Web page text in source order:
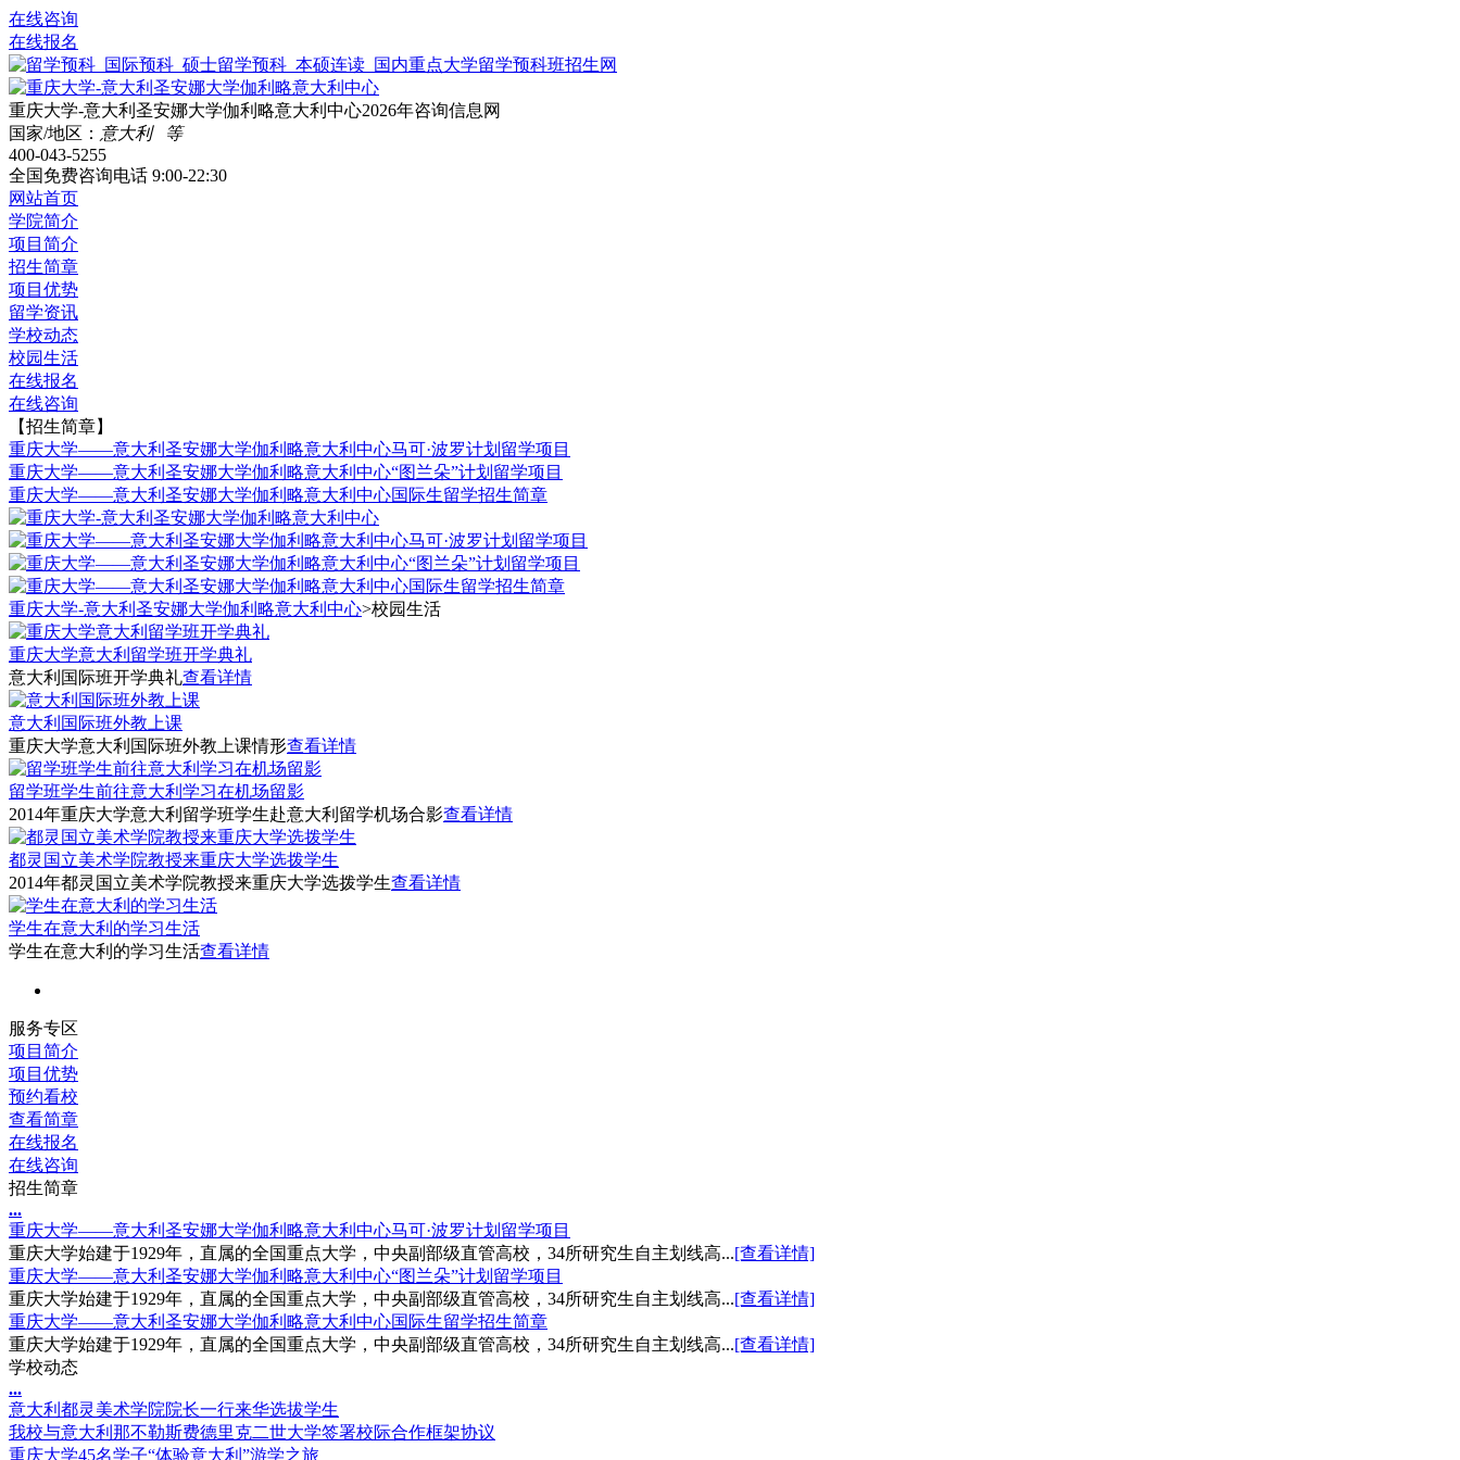
在线咨询
在线报名
重庆大学-意大利圣安娜大学伽利略意大利中心2026年咨询信息网
国家/地区： 意大利 等
400-043-5255
全国免费咨询电话 9:00-22:30
网站首页
学院简介
项目简介
招生简章
项目优势
留学资讯
学校动态
校园生活
在线报名
在线咨询
【招生简章】
重庆大学——意大利圣安娜大学伽利略意大利中心马可·波罗计划留学项目
重庆大学——意大利圣安娜大学伽利略意大利中心“图兰朵”计划留学项目
重庆大学——意大利圣安娜大学伽利略意大利中心国际生留学招生简章
重庆大学-意大利圣安娜大学伽利略意大利中心>校园生活
重庆大学意大利留学班开学典礼
意大利国际班开学典礼查看详情
意大利国际班外教上课
重庆大学意大利国际班外教上课情形查看详情
留学班学生前往意大利学习在机场留影
2014年重庆大学意大利留学班学生赴意大利留学机场合影查看详情
都灵国立美术学院教授来重庆大学选拨学生
2014年都灵国立美术学院教授来重庆大学选拨学生查看详情
学生在意大利的学习生活
学生在意大利的学习生活查看详情
服务专区
项目简介
项目优势
预约看校
查看简章
在线报名
在线咨询
招生简章
...
重庆大学——意大利圣安娜大学伽利略意大利中心马可·波罗计划留学项目
重庆大学始建于1929年，直属的全国重点大学，中央副部级直管高校，34所研究生自主划线高...[查看详情]
重庆大学——意大利圣安娜大学伽利略意大利中心“图兰朵”计划留学项目
重庆大学始建于1929年，直属的全国重点大学，中央副部级直管高校，34所研究生自主划线高...[查看详情]
重庆大学——意大利圣安娜大学伽利略意大利中心国际生留学招生简章
重庆大学始建于1929年，直属的全国重点大学，中央副部级直管高校，34所研究生自主划线高...[查看详情]
学校动态
...
意大利都灵美术学院院长一行来华选拔学生
我校与意大利那不勒斯费德里克二世大学签署校际合作框架协议
重庆大学45名学子“体验意大利”游学之旅